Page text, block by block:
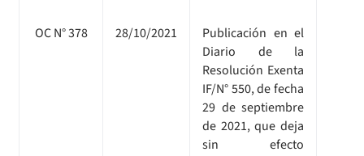
OC N° 378 28/10/2021
Publicación en el
Diario de la
Resolución Exenta
IF/N° 550, de fecha
29 de septiembre
de 2021, que deja
sin efecto